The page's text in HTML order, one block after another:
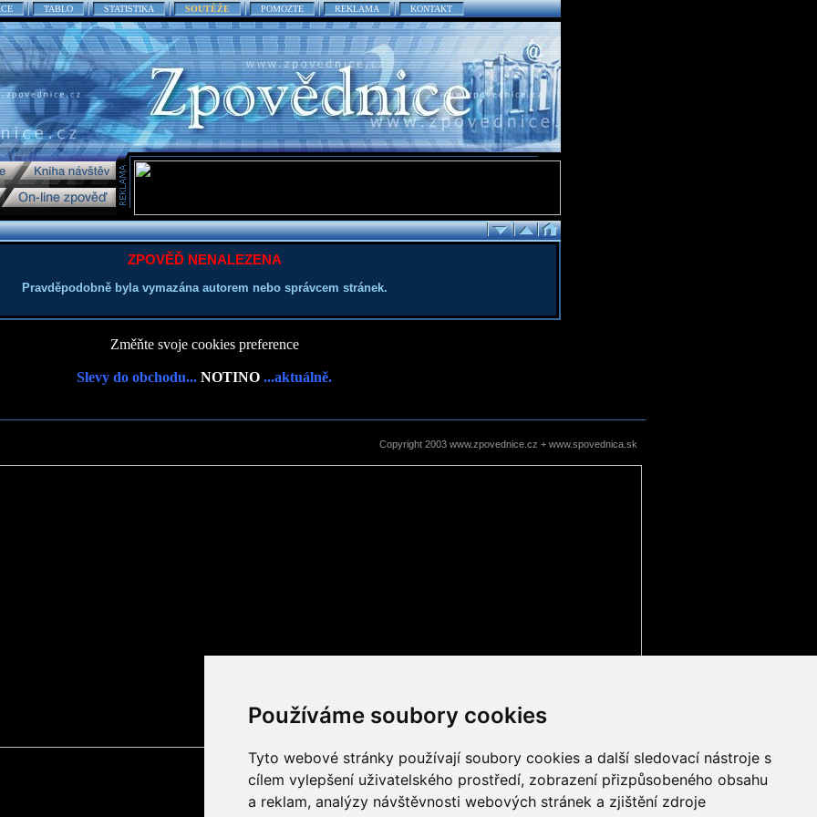
Používáme soubory cookies
Tyto webové stránky používají soubory cookies a další sledovací nástroje s
cílem vylepšení uživatelského prostředí, zobrazení přizpůsobeného obsahu
a reklam, analýzy návštěvnosti webových stránek a zjištění zdroje
TABLO STATISTIKA SOUTĚŽE POMOZTE REKLAMA KONTAKT
ZPOVĚĎ NENALEZENA
Pravděpodobně byla vymazána autorem nebo správcem stránek.
Změňte svoje cookies preference
Slevy do obchodu... NOTINO ...aktuálně.
Copyright 2003 www.zpovednice.cz + www.spovednica.sk